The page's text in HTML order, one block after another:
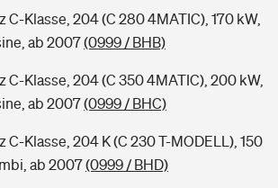
C-Klasse, 204 (C 280 4MATIC), 170 kW,
ab 2007(0999 / BHB)
C-Klasse, 204 (C 350 4MATIC), 200 kW,
ab 2007(0999 / BHC)
C-Klasse, 204 K (C 230 T-MODELL), 150
ab 2007(0999 / BHD)